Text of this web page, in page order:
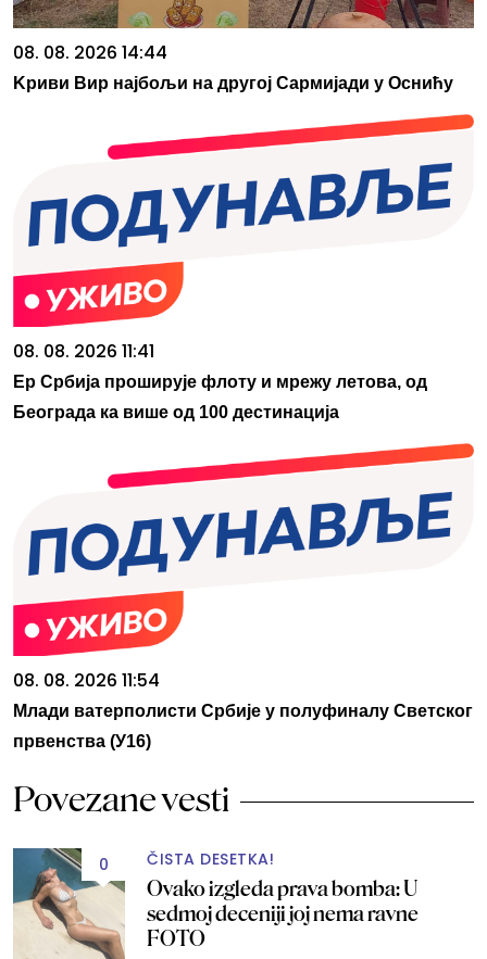
08. 08. 2026 14:44
Kриви Вир најбољи на другој Сармијади у Оснићу
08. 08. 2026 11:41
Ер Србија проширује флоту и мрежу летова, од
Београда ка више од 100 дестинација
08. 08. 2026 11:54
Млади ватерполисти Србије у полуфиналу Светског
првенства (У16)
Povezane vesti
0 ČISTA DESETKA!
Ovako izgleda prava bomba: U
sedmoj deceniji joj nema ravne
FOTO